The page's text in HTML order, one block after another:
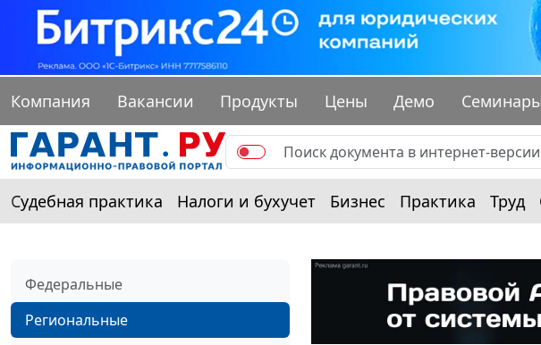
Компания Вакансии Продукты Цены Демо
Судебная практика Налоги и бухучет Бизнес Практика Труд
Федеральные
Региональные